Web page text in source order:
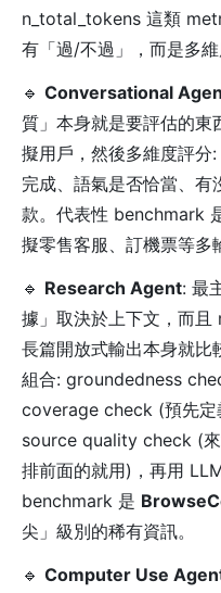
n_total_tokens 這類
有「過/不過」，而是多維
🔹 Conversational
質」本身就是要評估的
擬用戶，然後多維度評
完成、語氣是否恰當、有
款。代表性 benchmark
擬零售客服、訂機票等多
🔹 Research Agent: 最
據」取決於上下文，而
長篇開放式輸出本身就
組合: groundedness
coverage check (預先定
source quality check (
排前面的就用)，再用
benchmark 是
尖」級別的稀有資訊。
🔹 Computer Use